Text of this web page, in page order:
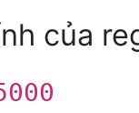
của